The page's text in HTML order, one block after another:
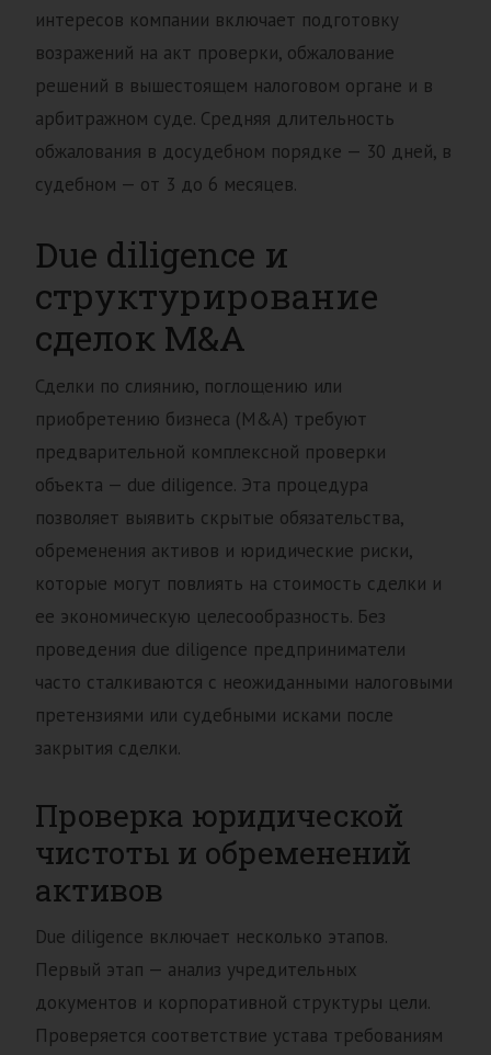
интересов компании включает подготовку
возражений на акт проверки, обжалование
решений в вышестоящем налоговом органе и в
арбитражном суде. Средняя длительность
обжалования в досудебном порядке — 30 дней, в
судебном — от 3 до 6 месяцев.
Due diligence и
структурирование
сделок M&A
Сделки по слиянию, поглощению или
приобретению бизнеса (M&A) требуют
предварительной комплексной проверки
объекта — due diligence. Эта процедура
позволяет выявить скрытые обязательства,
обременения активов и юридические риски,
которые могут повлиять на стоимость сделки и
ее экономическую целесообразность. Без
проведения due diligence предприниматели
часто сталкиваются с неожиданными налоговыми
претензиями или судебными исками после
закрытия сделки.
Проверка юридической
чистоты и обременений
активов
Due diligence включает несколько этапов.
Первый этап — анализ учредительных
документов и корпоративной структуры цели.
Проверяется соответствие устава требованиям